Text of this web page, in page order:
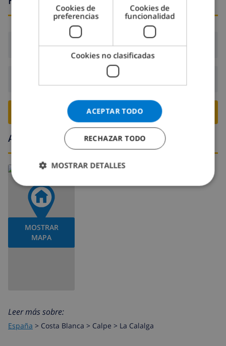
Llegada:Desde 17:00 antes de 20:00
Antes de: 10:00
RESERVE ESTE CHALÉ ›
Alrededores
MOSTRAR
MAPA
Leer más sobre:
España > Costa Blanca > Calpe > La Calalga
Cookies de
preferencias
Cookies de
funcionalidad
Cookies no clasificadas
ACEPTAR TODO
RECHAZAR TODO
MOSTRAR DETALLES